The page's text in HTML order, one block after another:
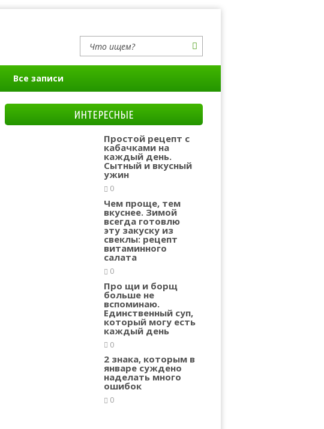
Все записи
ИНТЕРЕСНЫЕ
Простой рецепт с
кабачками на
каждый день.
Сытный и вкусный
ужин
0
Чем проще, тем
вкуснее. Зимой
всегда готовлю
эту закуску из
свеклы: рецепт
витаминного
салата
0
Про щи и борщ
больше не
вспоминаю.
Единственный суп,
который могу есть
каждый день
0
2 знака, которым в
январе суждено
наделать много
ошибок
0